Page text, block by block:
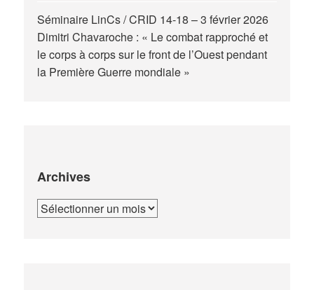
Séminaire LinCs / CRID 14-18 – 3 février 2026
Dimitri Chavaroche : « Le combat rapproché et
le corps à corps sur le front de l’Ouest pendant
la Première Guerre mondiale »
Archives
Archives